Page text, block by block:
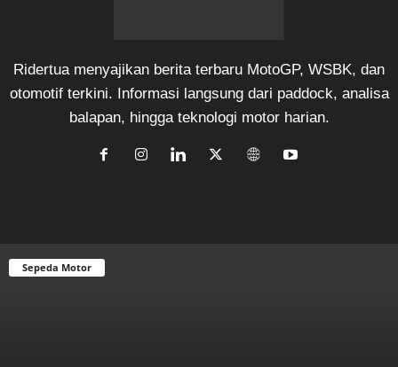
Ridertua menyajikan berita terbaru MotoGP, WSBK, dan
otomotif terkini. Informasi langsung dari paddock, analisa
balapan, hingga teknologi motor harian.
Sepeda Motor